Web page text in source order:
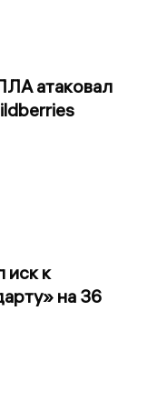
атаковал
к
на 36